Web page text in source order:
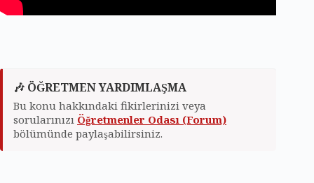
🎶 ÖĞRETMEN YARDIMLAŞMA
Bu konu hakkındaki fikirlerinizi veya
sorularınızı Öğretmenler Odası (Forum)
bölümünde paylaşabilirsiniz.